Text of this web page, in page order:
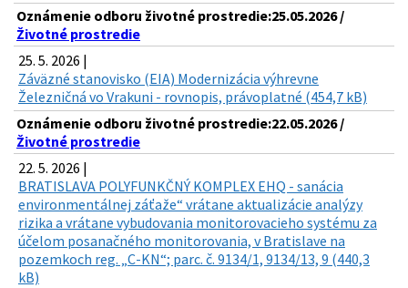
Oznámenie odboru životné prostredie:25.05.2026 /
Životné prostredie
25. 5. 2026 |
Záväzné stanovisko (EIA) Modernizácia výhrevne
Železničná vo Vrakuni - rovnopis, právoplatné (454,7 kB)
Oznámenie odboru životné prostredie:22.05.2026 /
Životné prostredie
22. 5. 2026 |
BRATISLAVA POLYFUNKČNÝ KOMPLEX EHQ - sanácia
environmentálnej záťaže“ vrátane aktualizácie analýzy
rizika a vrátane vybudovania monitorovacieho systému za
účelom posanačného monitorovania, v Bratislave na
pozemkoch reg. „C-KN“; parc. č. 9134/1, 9134/13, 9 (440,3
kB)